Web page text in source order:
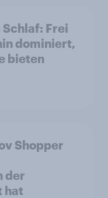
Frei
dominiert,
bieten
Shopper
der
hat